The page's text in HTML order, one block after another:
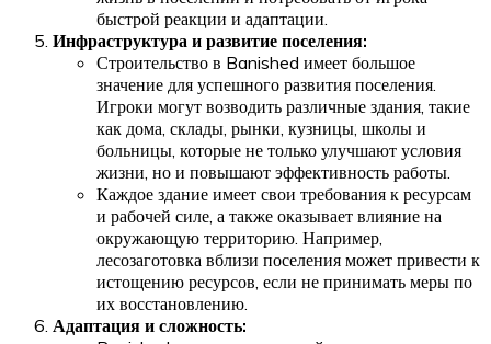
быстрой реакции и адаптации.
Инфраструктура и развитие поселения:
Строительство в Banished имеет большое
значение для успешного развития поселения.
Игроки могут возводить различные здания, такие
как дома, склады, рынки, кузницы, школы и
больницы, которые не только улучшают условия
жизни, но и повышают эффективность работы.
Каждое здание имеет свои требования к ресурсам
и рабочей силе, а также оказывает влияние на
окружающую территорию. Например,
лесозаготовка вблизи поселения может привести к
истощению ресурсов, если не принимать меры по
их восстановлению.
Адаптация и сложность: